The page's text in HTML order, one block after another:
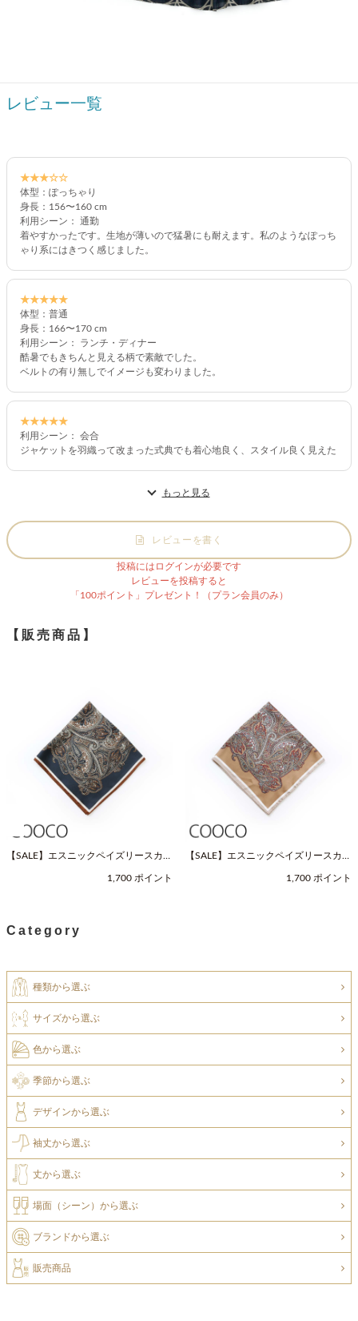
レビュー一覧
★★★☆☆
体型：ぽっちゃり
身長：156〜160 cm
利用シーン： 通勤
着やすかったです。生地が薄いので猛暑にも耐えます。私のようなぽっち
ゃり系にはきつく感じました。
★★★★★
体型：普通
身長：166〜170 cm
利用シーン： ランチ・ディナー
酷暑でもきちんと見える柄で素敵でした。
ベルトの有り無しでイメージも変わりました。
★★★★★
利用シーン： 会合
ジャケットを羽織って改まった式典でも着心地良く、スタイル良く見えた
もっと見る
レビューを書く
投稿にはログインが必要です
レビューを投稿すると
「100ポイント」プレゼント！（プラン会員のみ）
【販売商品】
【SALE】エスニックペイズリースカー
1,700 ポイント
【SALE】エスニックペイズリースカー
1,700 ポイント
Category
種類から選ぶ
サイズから選ぶ
色から選ぶ
季節から選ぶ
デザインから選ぶ
袖丈から選ぶ
丈から選ぶ
場面（シーン）から選ぶ
ブランドから選ぶ
販売商品